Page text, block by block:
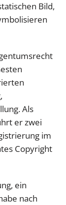
Bild,
Als
er zwei
im
Copyright
ein
nach